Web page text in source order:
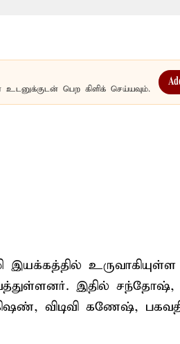
உடனுக்குடன் பெற கிளிக் செய்யவும்.
உருவாகி​யுள்ள
இதில் சந்​தோஷ்,
விடிவி கணேஷ்,